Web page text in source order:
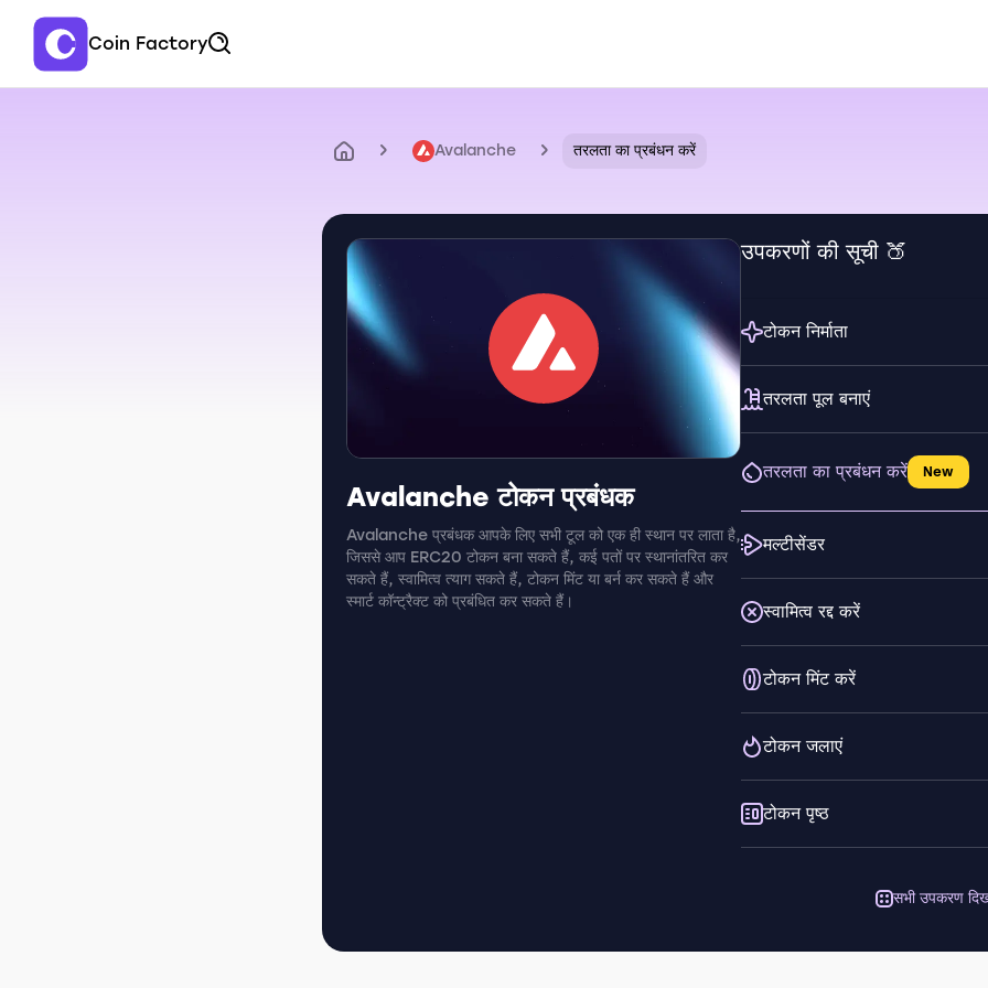
Coin Factory
Avalanche तरलता का प्रबंधन करें
Avalanche टोकन प्रबंधक
Avalanche प्रबंधक आपके लिए सभी टूल को एक ही स्थान पर लाता है,
जिससे आप ERC20 टोकन बना सकते हैं, कई पतों पर स्थानांतरित कर
सकते हैं, स्वामित्व त्याग सकते हैं, टोकन मिंट या बर्न कर सकते हैं और
स्मार्ट कॉन्ट्रैक्ट को प्रबंधित कर सकते हैं।
उपकरणों की सूची 🍑
टोकन निर्माता
तरलता पूल बनाएं
तरलता का प्रबंधन करें New
मल्टीसेंडर
स्वामित्व रद्द करें
टोकन मिंट करें
टोकन जलाएं
टोकन पृष्ठ
सभी उपकरण